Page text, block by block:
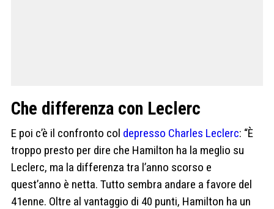
Che differenza con Leclerc
E poi c’è il confronto col depresso Charles Leclerc: “È
troppo presto per dire che Hamilton ha la meglio su
Leclerc, ma la differenza tra l’anno scorso e
quest’anno è netta. Tutto sembra andare a favore del
41enne. Oltre al vantaggio di 40 punti, Hamilton ha un